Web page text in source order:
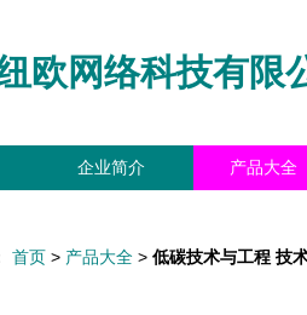
欧网络科技有限
企业简介 产品大全
首页 > 产品大全 > 低碳技术与工程 技